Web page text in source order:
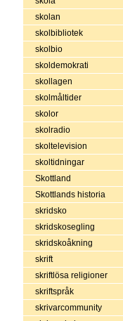
skolan
skolbibliotek
skolbio
skoldemokrati
skollagen
skolmåltider
skolor
skolradio
skoltelevision
skoltidningar
Skottland
Skottlands historia
skridsko
skridskosegling
skridskoåkning
skrift
skriftlösa religioner
skriftspråk
skrivarcommunity